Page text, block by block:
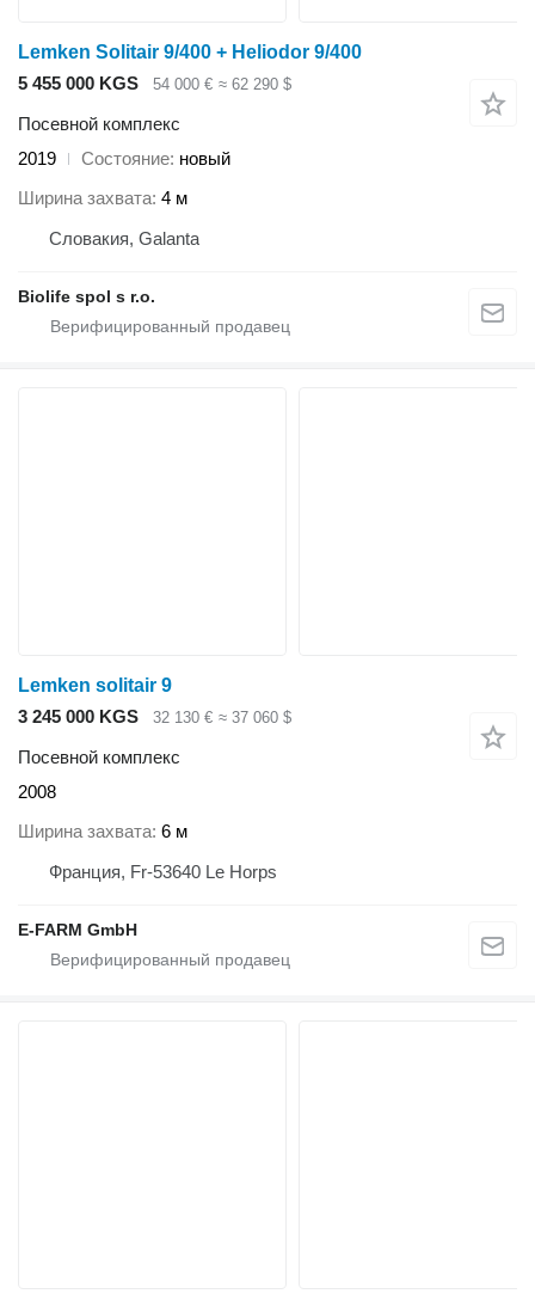
Lemken Solitair 9/400 + Heliodor 9/400
5 455 000 KGS
54 000 € ≈ 62 290 $
Посевной комплекс
2019
Состояние новый
Ширина захвата 4 м
Словакия, Galanta
Biolife spol s r.o.
Lemken solitair 9
3 245 000 KGS
32 130 € ≈ 37 060 $
Посевной комплекс
2008
Ширина захвата 6 м
Франция, Fr-53640 Le Horps
E-FARM GmbH